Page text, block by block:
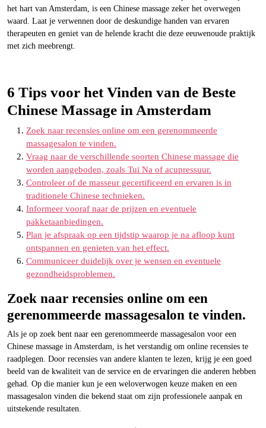
het hart van Amsterdam, is een Chinese massage zeker het overwegen
waard. Laat je verwennen door de deskundige handen van ervaren
therapeuten en geniet van de helende kracht die deze eeuwenoude praktijk
met zich meebrengt.
6 Tips voor het Vinden van de Beste
Chinese Massage in Amsterdam
Zoek naar recensies online om een gerenommeerde
massagesalon te vinden.
Vraag naar de verschillende soorten Chinese massage die
worden aangeboden, zoals Tui Na of acupressuur.
Controleer of de masseur gecertificeerd en ervaren is in
traditionele Chinese technieken.
Informeer vooraf naar de prijzen en eventuele
pakketaanbiedingen.
Plan je afspraak op een tijdstip waarop je na afloop kunt
ontspannen en genieten van het effect.
Communiceer duidelijk over je wensen en eventuele
gezondheidsproblemen.
Zoek naar recensies online om een
gerenommeerde massagesalon te vinden.
Als je op zoek bent naar een gerenommeerde massagesalon voor een
Chinese massage in Amsterdam, is het verstandig om online recensies te
raadplegen. Door recensies van andere klanten te lezen, krijg je een goed
beeld van de kwaliteit van de service en de ervaringen die anderen hebben
gehad. Op die manier kun je een weloverwogen keuze maken en een
massagesalon vinden die bekend staat om zijn professionele aanpak en
uitstekende resultaten.